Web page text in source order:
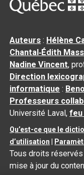
Auteurs : Hélène
Chantal‑Édith
Nadine Vincent,
Direction
informatique :
Professeurs
Université Laval,feu
Qu’est-ce que le
d’utilisation
Tous droits réservés
mise à jour du